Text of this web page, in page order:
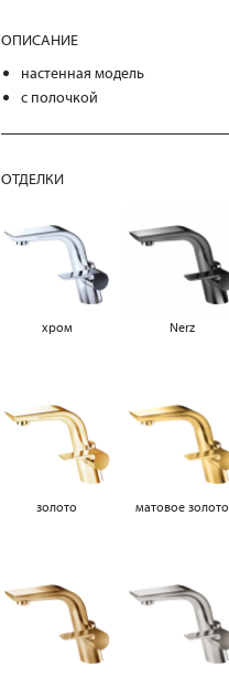
ОПИСАНИЕ
настенная модель
с полочкой
ОТДЕЛКИ
хром Nerz
золото матовое золото